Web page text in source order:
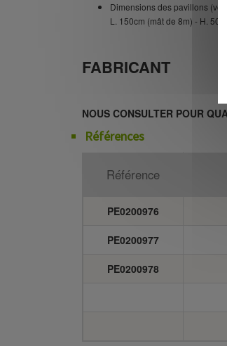
Dimensions des pavillons
L. 150cm (mât de 8m) - H.
FABRICANT
NOUS CONSULTER POUR
Références
Référence
PE0200976
PE0200977
PE0200978